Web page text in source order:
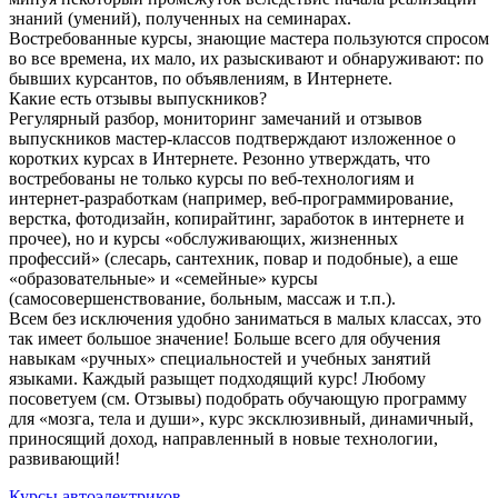
знаний (умений), полученных на семинарах.
Востребованные курсы, знающие мастера пользуются спросом
во все времена, их мало, их разыскивают и обнаруживают: по
бывших курсантов, по объявлениям, в Интернете.
Какие есть отзывы выпускников?
Регулярный разбор, мониторинг замечаний и отзывов
выпускников мастер-классов подтверждают изложенное о
коротких курсах в Интернете. Резонно утверждать, что
востребованы не только курсы по веб-технологиям и
интернет-разработкам (например, веб-программирование,
верстка, фотодизайн, копирайтинг, заработок в интернете и
прочее), но и курсы «обслуживающих, жизненных
профессий» (слесарь, сантехник, повар и подобные), а еше
«образовательные» и «семейные» курсы
(самосовершенствование, больным, массаж и т.п.).
Всем без исключения удобно заниматься в малых классах, это
так имеет большое значение! Больше всего для обучения
навыкам «ручных» специальностей и учебных занятий
языками. Каждый разыщет подходящий курс! Любому
посоветуем (см. Отзывы) подобрать обучающую программу
для «мозга, тела и души», курс эксклюзивный, динамичный,
приносящий доход, направленный в новые технологии,
развивающий!